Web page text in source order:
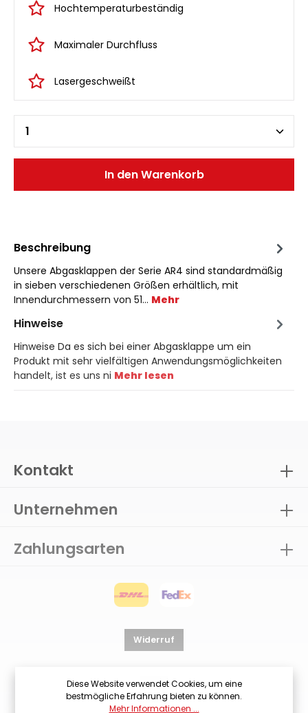
Hochtemperaturbeständig
Maximaler Durchfluss
Lasergeschweißt
In den Warenkorb
Beschreibung
Unsere Abgasklappen der Serie AR4 sind standardmäßig
in sieben verschiedenen Größen erhältlich, mit
Innendurchmessern von 51… Mehr
Hinweise
Hinweise Da es sich bei einer Abgasklappe um ein
Produkt mit sehr vielfältigen Anwendungsmöglichkeiten
handelt, ist es uns ni Mehr lesen
Kontakt
Unternehmen
Zahlungsarten
Widerruf
Diese Website verwendet Cookies, um eine
bestmögliche Erfahrung bieten zu können.
Mehr Informationen ...